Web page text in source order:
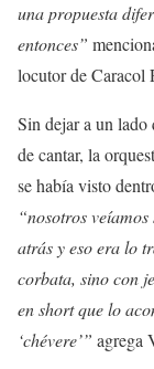
una propuesta
entonces”
locutor de Caracol
Sin dejar a un lado
de cantar, la
se había visto
“nosotros
atrás y eso era lo
corbata, sino con
en short que lo
‘chévere’” agrega